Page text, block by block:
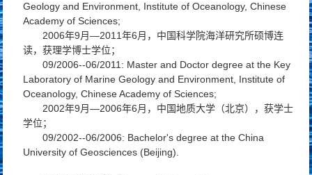
Geology and Environment, Institute of Oceanology, Chinese
Academy of Sciences;
2006年9月—2011年6月，中国科学院海洋研究所硕博连
读，获理学博士学位；
09/2006--06/2011: Master and Doctor degree at the Key
Laboratory of Marine Geology and Environment, Institute of
Oceanology, Chinese Academy of Sciences;
2002年9月—2006年6月，中国地质大学（北京），获学士
学位；
09/2002--06/2006: Bachelor's degree at the China
University of Geosciences (Beijing).